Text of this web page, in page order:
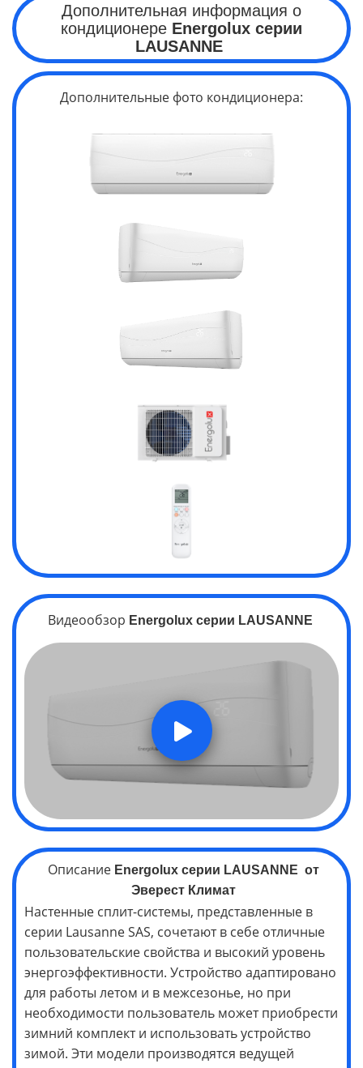
Дополнительная информация о
кондиционере Energolux серии
LAUSANNE
Дополнительные фото кондиционера:
Видеообзор Energolux серии LAUSANNE
Описание Energolux серии LAUSANNE от
Эверест Климат
Настенные сплит-системы, представленные в
серии Lausanne SAS, сочетают в себе отличные
пользовательские свойства и высокий уровень
энергоэффективности. Устройство адаптировано
для работы летом и в межсезонье, но при
необходимости пользователь может приобрести
зимний комплект и использовать устройство
зимой. Эти модели производятся ведущей